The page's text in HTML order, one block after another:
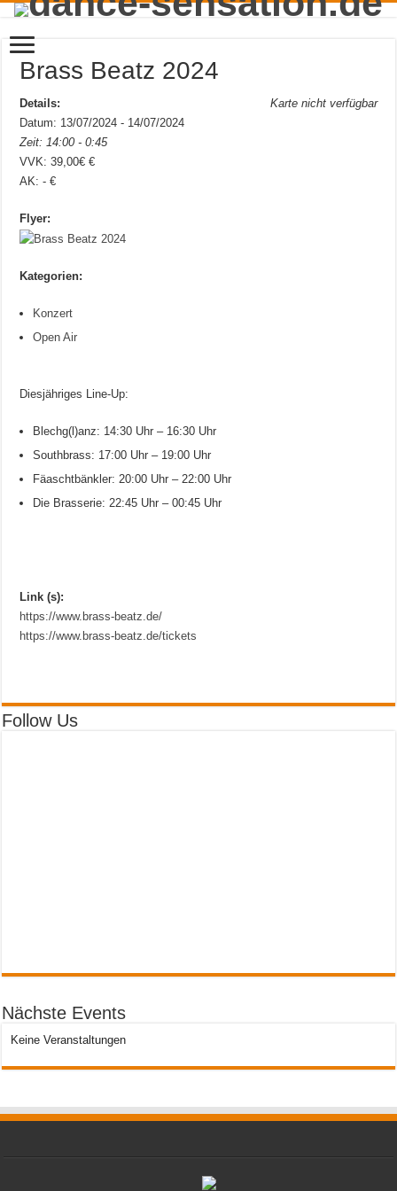
Brass Beatz 2024
Karte nicht verfügbar
Details:
Datum: 13/07/2024 - 14/07/2024
Zeit: 14:00 - 0:45
VVK: 39,00€ €
AK: - €
Flyer:
Kategorien:
Konzert
Open Air
Diesjähriges Line-Up:
Blechg(l)anz: 14:30 Uhr – 16:30 Uhr
Southbrass: 17:00 Uhr – 19:00 Uhr
Fäaschtbänkler: 20:00 Uhr – 22:00 Uhr
Die Brasserie: 22:45 Uhr – 00:45 Uhr
Link (s):
https://www.brass-beatz.de/
https://www.brass-beatz.de/tickets
Follow Us
Nächste Events
Keine Veranstaltungen